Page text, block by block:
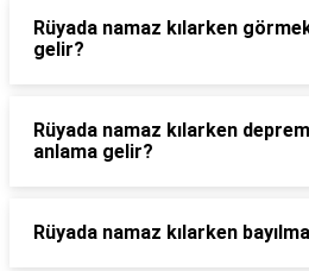
Rüyada namaz kılarken
gelir?
Rüyada namaz kılarken
anlama gelir?
Rüyada namaz kılarken